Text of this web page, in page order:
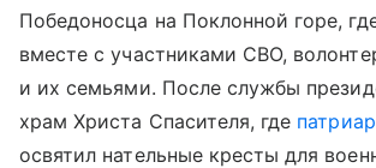
Победоносца на Поклонной горе,
вместе с участниками СВО,
и их семьями. После службы
храм Христа Спасителя, где
освятил нательные кресты для